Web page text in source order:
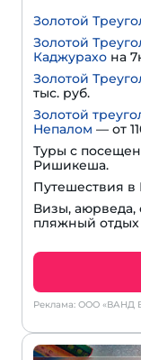
Золотой
Золотой
Каджурахо на
Золотой
тыс. руб.
Золотой
Непалом — от
Туры с
Ришикеша.
Путешествия
Визы, аюрведа,
пляжный отдых
Реклама: ООО «ВАНД